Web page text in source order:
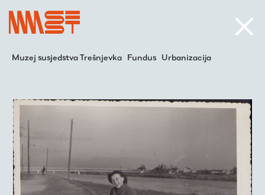
Muzej susjedstva Trešnjevka Fundus Urbanizacija